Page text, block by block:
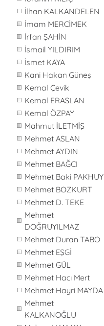
İlhan KALKANDELEN
İmam MERCİMEK
İrfan ŞAHİN
İsmail YILDIRIM
İsmet KAYA
Kani Hakan Güneş
Kemal Çevik
Kemal ERASLAN
Kemal ÖZPAY
Mahmut İLETMİŞ
Mehmet ASLAN
Mehmet AYDIN
Mehmet BAĞCI
Mehmet Baki PAKHUY
Mehmet BOZKURT
Mehmet D. TEKE
Mehmet
DOĞRUYILMAZ
Mehmet Duran TABO
Mehmet EŞGİ
Mehmet GÜL
Mehmet Hacı Mert
Mehmet Hayri MAYDA
Mehmet
KALKANOĞLU